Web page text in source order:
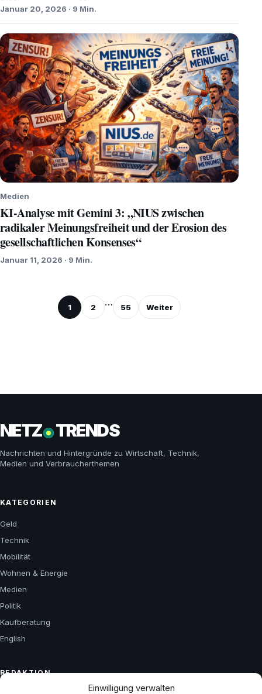
Einwilligung verwalten
Januar 20, 2026 · 9 Min.
Medien
KI-Analyse mit Gemini 3: „NIUS zwischen
radikaler Meinungsfreiheit und der Erosion des
gesellschaftlichen Konsenses“
Januar 11, 2026 · 9 Min.
Seitennummerierung
1 2 … 55 Weiter
NETZ TRENDS
Nachrichten und Hintergründe zu Wirtschaft, Technik,
Medien und Verbraucherthemen
KATEGORIEN
Geld
Technik
Mobilität
Wohnen & Energie
Medien
Politik
Kaufberatung
English
REDAKTION